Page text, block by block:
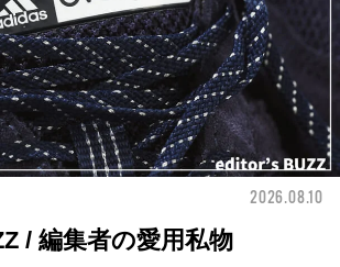
2026.08.10
/ 編集者の愛用私物